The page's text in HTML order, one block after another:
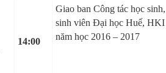
14:00
Giao ban Công tác học sinh,
sinh viên Đại học Huế, HKI
năm học 2016 – 2017